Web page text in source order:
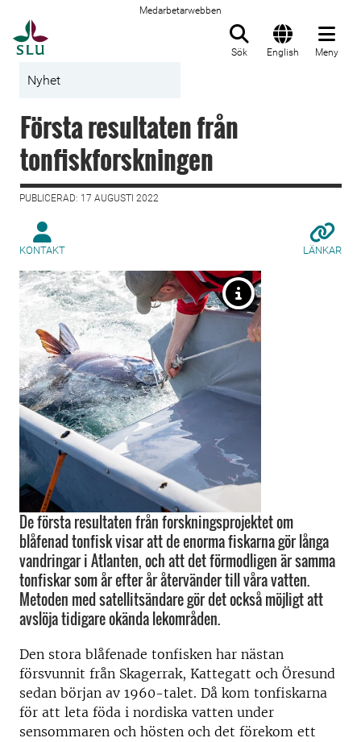
Medarbetarwebben
Sök English Meny
Nyhet
Första resultaten från
tonfiskforskningen
PUBLICERAD: 17 AUGUSTI 2022
KONTAKT LÄNKAR
De första resultaten från forskningsprojektet om
blåfenad tonfisk visar att de enorma fiskarna gör långa
vandringar i Atlanten, och att det förmodligen är samma
tonfiskar som år efter år återvänder till våra vatten.
Metoden med satellitsändare gör det också möjligt att
avslöja tidigare okända lekområden.
Den stora blåfenade tonfisken har nästan
försvunnit från Skagerrak, Kattegatt och Öresund
sedan början av 1960-talet. Då kom tonfiskarna
för att leta föda i nordiska vatten under
sensommaren och hösten och det förekom ett